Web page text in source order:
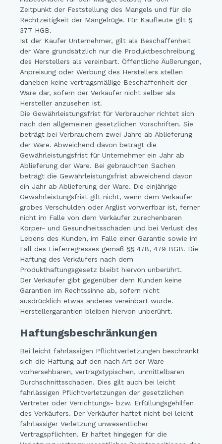
Zeitpunkt der Feststellung des Mangels und für die
Rechtzeitigkeit der Mängelrüge. Für Kaufleute gilt §
377 HGB.
Ist der Käufer Unternehmer, gilt als Beschaffenheit
der Ware grundsätzlich nur die Produktbeschreibung
des Herstellers als vereinbart. Öffentliche Äußerungen,
Anpreisung oder Werbung des Herstellers stellen
daneben keine vertragsmäßige Beschaffenheit der
Ware dar, sofern der Verkäufer nicht selber als
Hersteller anzusehen ist.
Die Gewährleistungsfrist für Verbraucher richtet sich
nach den allgemeinen gesetzlichen Vorschriften. Sie
beträgt bei Verbrauchern zwei Jahre ab Ablieferung
der Ware. Abweichend davon beträgt die
Gewährleistungsfrist für Unternehmer ein Jahr ab
Ablieferung der Ware. Bei gebrauchten Sachen
beträgt die Gewährleistungsfrist abweichend davon
ein Jahr ab Ablieferung der Ware. Die einjährige
Gewährleistungsfrist gilt nicht, wenn dem Verkäufer
grobes Verschulden oder Arglist vorwerfbar ist, ferner
nicht im Falle von dem Verkäufer zurechenbaren
Körper- und Gesundheitsschäden und bei Verlust des
Lebens des Kunden, im Falle einer Garantie sowie im
Fall des Lieferregresses gemäß §§ 478, 479 BGB. Die
Haftung des Verkäufers nach dem
Produkthaftungsgesetz bleibt hiervon unberührt.
Der Verkäufer gibt gegenüber dem Kunden keine
Garantien im Rechtssinne ab, sofern nicht
ausdrücklich etwas anderes vereinbart wurde.
Herstellergarantien bleiben hiervon unberührt.
Haftungsbeschränkungen
Bei leicht fahrlässigen Pflichtverletzungen beschränkt
sich die Haftung auf den nach Art der Ware
vorhersehbaren, vertragstypischen, unmittelbaren
Durchschnittsschaden. Dies gilt auch bei leicht
fahrlässigen Pflichtverletzungen der gesetzlichen
Vertreter oder Verrichtungs- bzw. Erfüllungsgehilfen
des Verkäufers. Der Verkäufer haftet nicht bei leicht
fahrlässiger Verletzung unwesentlicher
Vertragspflichten. Er haftet hingegen für die